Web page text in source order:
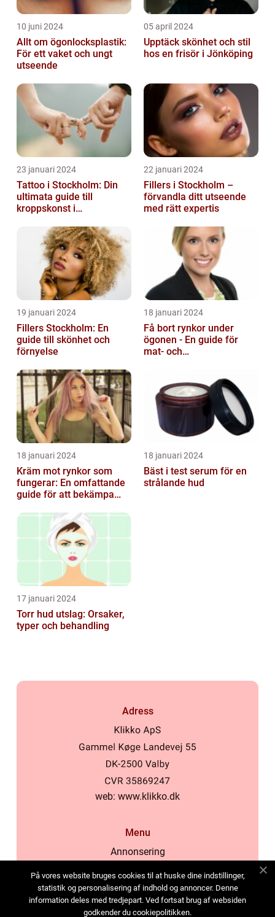
10 juni 2024
Allt om ögonlocksplastik:
För ett vaket och ungt
utseende
05 april 2024
Upptäck skönhet och stil
hos en frisör i Jönköping
23 januari 2024
Tattoo i Stockholm: Din
ultimata guide till
kroppskonst i
22 januari 2024
Fillers i Stockholm –
förvandla ditt utseende
med rätt expertis
19 januari 2024
Fillers Stockholm: En
guide till skönhet och
förnyelse
18 januari 2024
Få bort rynkor under
ögonen - En guide för
mat- och
18 januari 2024
Kräm mot rynkor som
fungerar: En omfattande
guide för att bekämpa
18 januari 2024
Bäst i test serum för en
strålande hud
17 januari 2024
Torr hud utslag: Orsaker,
typer och behandling
Adress
web: www.klikko.dk
Menu
Annonsering
Cookies
Kontakta oss
På vores website bruges cookies til at huske dine indstillinger,
statistik og personalisering af indhold og annoncer. Denne
information deles med tredjepart. Ved fortsat brug af websiden
godkender du cookiepolitikken.